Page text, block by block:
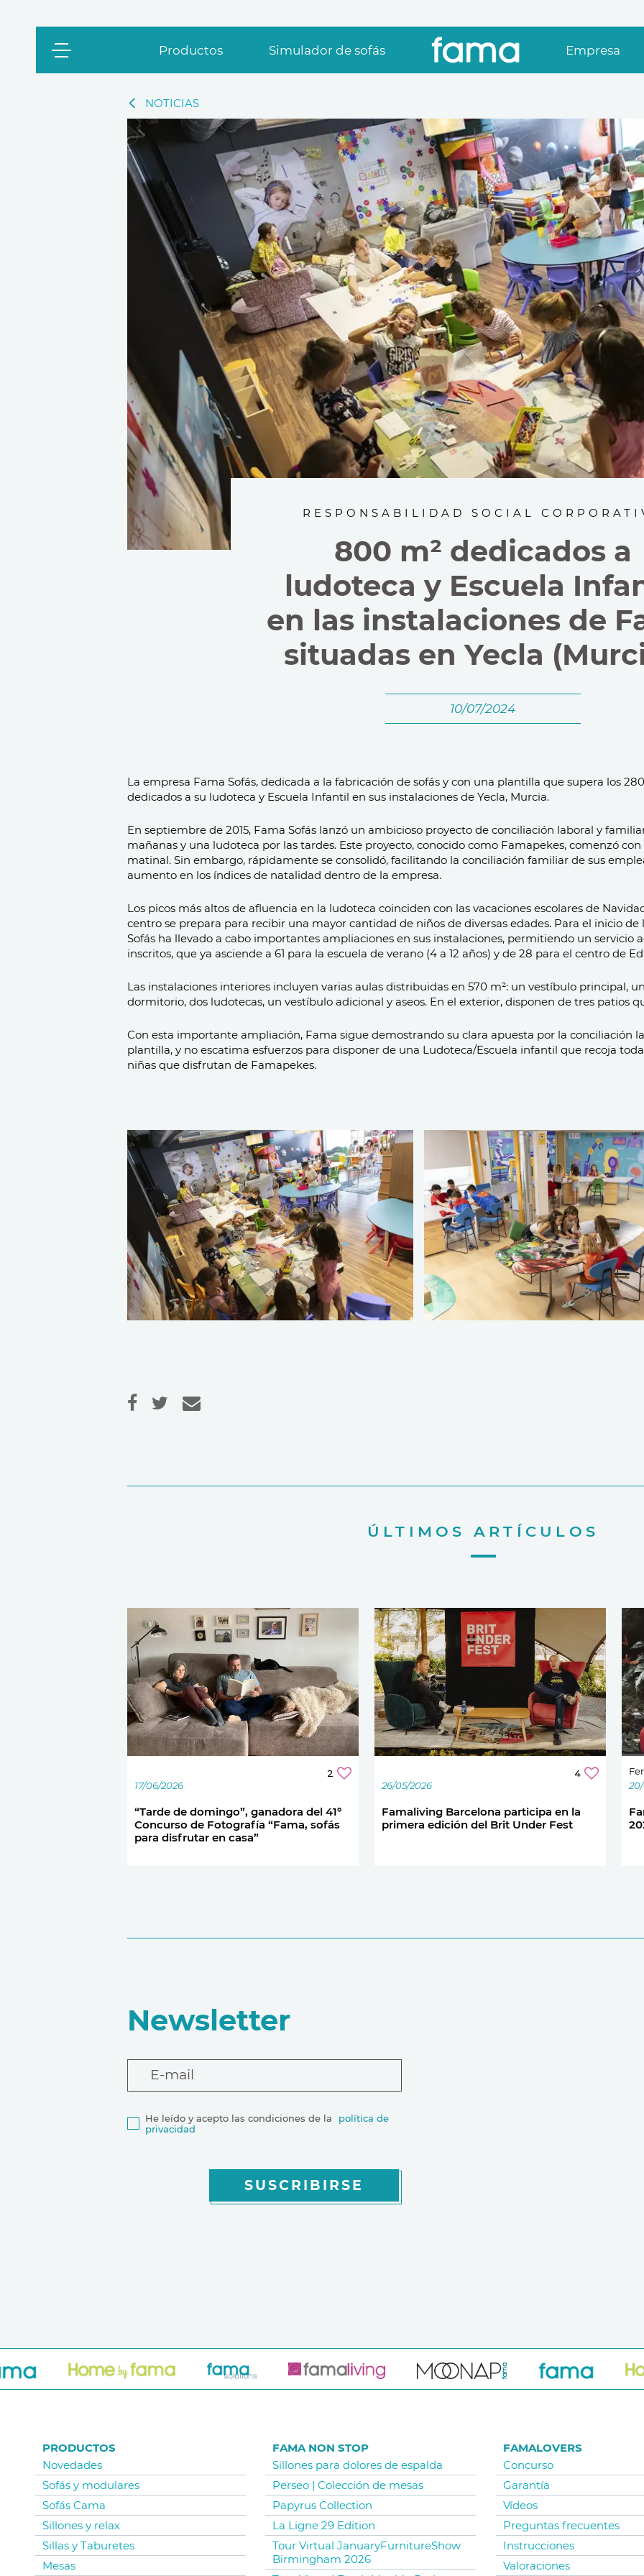
Productos Simulador de sofás Empresa
NOTICIAS
RESPONSABILIDAD SOCIAL
800 m² dedicados a
ludoteca y Escuela
en las instalaciones de
situadas en Yecla
10/07/2024
La empresa Fama Sofás, dedicada a la fabricación de sofás y con una plantilla que supera los
dedicados a su ludoteca y Escuela Infantil en sus instalaciones de Yecla, Murcia.
En septiembre de 2015, Fama Sofás lanzó un ambicioso proyecto de conciliación laboral y
mañanas y una ludoteca por las tardes. Este proyecto, conocido como Famapekes, comenzó
matinal. Sin embargo, rápidamente se consolidó, facilitando la conciliación familiar de sus
aumento en los índices de natalidad dentro de la empresa.
Los picos más altos de afluencia en la ludoteca coinciden con las vacaciones escolares de
centro se prepara para recibir una mayor cantidad de niños de diversas edades. Para el inicio
Sofás ha llevado a cabo importantes ampliaciones en sus instalaciones, permitiendo un servicio
inscritos, que ya asciende a 61 para la escuela de verano (4 a 12 años) y de 28 para el centro de
Las instalaciones interiores incluyen varias aulas distribuidas en 570 m²: un vestíbulo principal,
dormitorio, dos ludotecas, un vestíbulo adicional y aseos. En el exterior, disponen de tres patios
Con esta importante ampliación, Fama sigue demostrando su clara apuesta por la conciliación
plantilla, y no escatima esfuerzos para disponer de una Ludoteca/Escuela infantil que recoja
niñas que disfrutan de Famapekes.
ÚLTIMOS ARTÍCULOS
2
17/06/2026
“Tarde de domingo”, ganadora del 41º
Concurso de Fotografía “Fama, sofás
para disfrutar en casa”
4
26/05/2026
Famaliving Barcelona participa en la
primera edición del Brit Under Fest
Newsletter
E-mail
He leído y acepto las condiciones de la
política de
privacidad
SUSCRIBIRSE
PRODUCTOS
Novedades
Sofás y modulares
Sofás Cama
Sillones y relax
Sillas y Taburetes
Mesas
FAMA NON STOP
Sillones para dolores de espalda
Perseo | Colección de mesas
Papyrus Collection
La Ligne 29 Edition
Tour Virtual JanuaryFurnitureShow
Birmingham 2026
FAMALOVERS
Concurso
Garantía
Vídeos
Preguntas frecuentes
Instrucciones
Valoraciones